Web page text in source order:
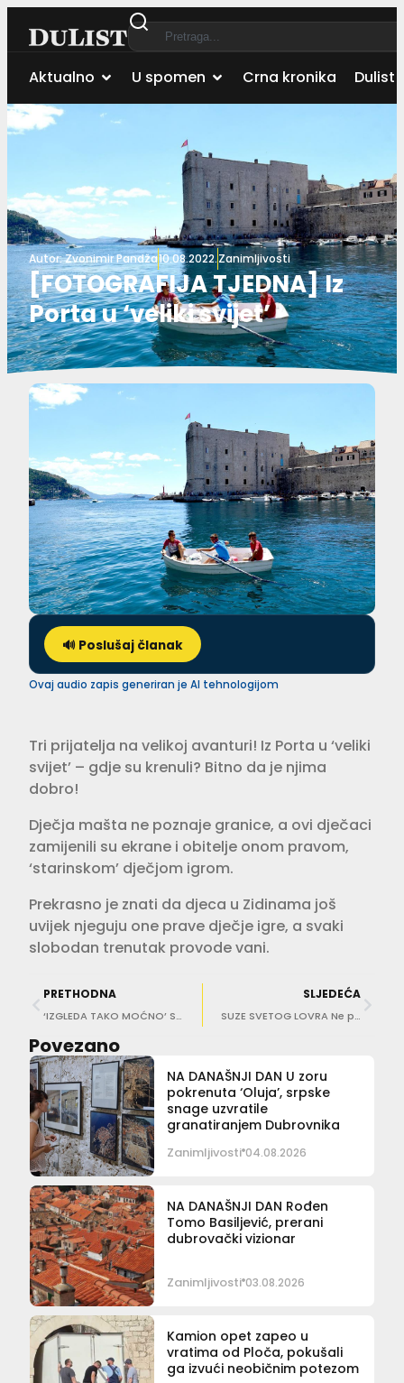
Aktualno U spomen Crna kronika Dulist
Autor:Zvonimir Pandža10.08.2022.Zanimljivosti
[FOTOGRAFIJA TJEDNA] Iz
Porta u ‘veliki svijet’
🔊 Poslušaj članak
Ovaj audio zapis generiran je AI tehnologijom
Tri prijatelja na velikoj avanturi! Iz Porta u ‘veliki
svijet’ – gdje su krenuli? Bitno da je njima
dobro!
Dječja mašta ne poznaje granice, a ovi dječaci
zamijenili su ekrane i obitelje onom pravom,
‘starinskom’ dječjom igrom.
Prekrasno je znati da djeca u Zidinama još
uvijek njeguju one prave dječje igre, a svaki
slobodan trenutak provode vani.
PRETHODNA
‘IZGLEDA TAKO MOĆNO’ Spektakularni video Pelješkog mosta kakvog dosad niste vidjeli
SLJEDEĆA
SUZE SVETOG LOVRA Ne propustite nebeski spektakl u noći s 11. na 12. kolovoza!
Povezano
NA DANAŠNJI DAN U zoru
pokrenuta ‘Oluja’, srpske
snage uzvratile
granatiranjem Dubrovnika
Zanimljivosti 04.08.2026
NA DANAŠNJI DAN Rođen
Tomo Basiljević, prerani
dubrovački vizionar
Zanimljivosti 03.08.2026
Kamion opet zapeo u
vratima od Ploča, pokušali
ga izvući neobičnim potezom